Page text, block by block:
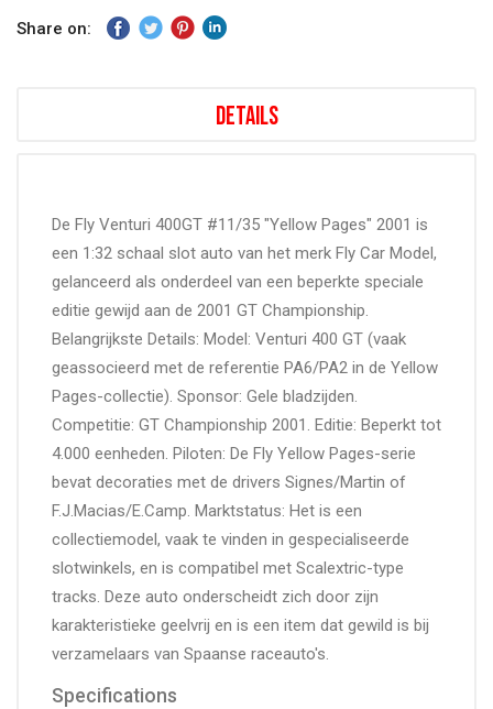
Share on:
Details
De Fly Venturi 400GT #11/35 "Yellow Pages" 2001 is
een 1:32 schaal slot auto van het merk Fly Car Model,
gelanceerd als onderdeel van een beperkte speciale
editie gewijd aan de 2001 GT Championship.
Belangrijkste Details: Model: Venturi 400 GT (vaak
geassocieerd met de referentie PA6/PA2 in de Yellow
Pages-collectie). Sponsor: Gele bladzijden.
Competitie: GT Championship 2001. Editie: Beperkt tot
4.000 eenheden. Piloten: De Fly Yellow Pages-serie
bevat decoraties met de drivers Signes/Martin of
F.J.Macias/E.Camp. Marktstatus: Het is een
collectiemodel, vaak te vinden in gespecialiseerde
slotwinkels, en is compatibel met Scalextric-type
tracks. Deze auto onderscheidt zich door zijn
karakteristieke geelvrij en is een item dat gewild is bij
verzamelaars van Spaanse raceauto's.
Specifications